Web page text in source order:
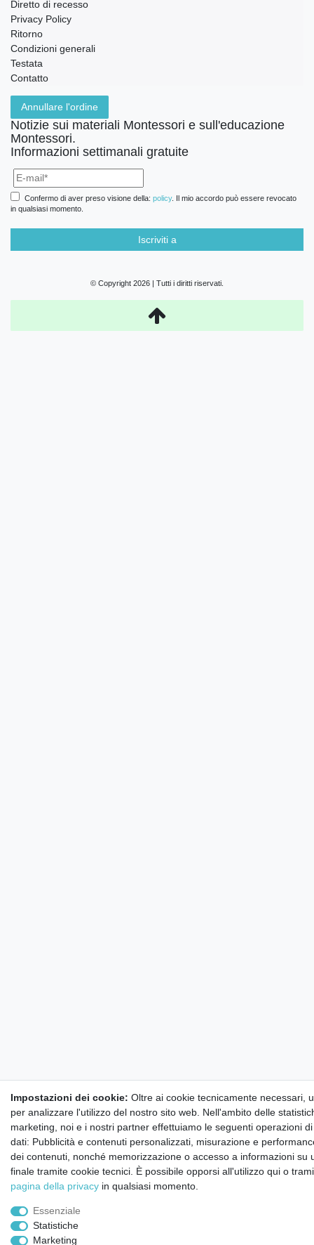
Diretto di recesso
Privacy Policy
Ritorno
Condizioni generali
Testata
Contatto
Annullare l'ordine
Notizie sui materiali Montessori e sull'educazione
Montessori.
Informazioni settimanali gratuite
Confermo di aver preso visione della: policy. Il mio accordo può essere revocato
in qualsiasi momento.
Iscriviti a
© Copyright 2026 | Tutti i diritti riservati.
Impostazioni dei cookie: Oltre ai cookie tecnicamente necessari,
per analizzare l'utilizzo del nostro sito web. Nell'ambito delle
marketing, noi e i nostri partner effettuiamo le seguenti operazioni
dati: Pubblicità e contenuti personalizzati, misurazione e
dei contenuti, nonché memorizzazione o accesso a informazioni su
finale tramite cookie tecnici. È possibile opporsi all'utilizzo qui o
pagina della privacy in qualsiasi momento.
Essenziale
Statistiche
Marketing